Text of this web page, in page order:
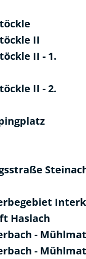
II
II - 1.
II - 2.
Haslach
-
-